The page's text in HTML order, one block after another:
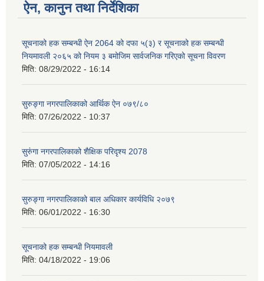
ऐन, कानुन तथा निर्देशिका
सूचनाको हक सम्बन्धी ऐन 2064 को दफा ५(३) र सूचनाको हक सम्बन्धी
नियमावली २०६५ को नियम ३ बमोजिम सार्वजनिक गरिएको सूचना विवरण
मिति: 08/29/2022 - 16:14
सुरुङ्गा नगरपालिकाको आर्थिक ऐन ०७९/८०
मिति: 07/26/2022 - 10:37
सुरुंगा नगरपालिकाको शैक्षिक परिदृश्य 2078
मिति: 07/05/2022 - 14:16
सुरुङ्गा नगरपालिकाको बाल अधिकार कार्यविधि २०७९
मिति: 06/01/2022 - 16:30
सूचनाको हक सम्बन्धी नियमावली
मिति: 04/18/2022 - 19:06